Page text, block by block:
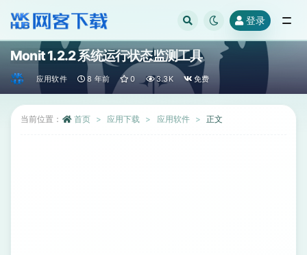
登录
Monit 1.2.2 系统运行状态监测工具
应用软件 8 年前 0 3.3K 免费
当前位置： 首页 应用下载 应用软件 正文
全部